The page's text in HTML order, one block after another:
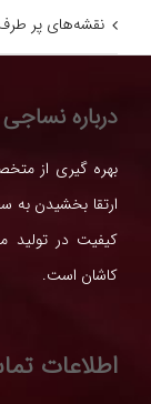
نقشه‌های پر
درباره
بهره گیری از
ارتقا بخشیدن به
کیفیت در
کاشان است.
اطلاعات